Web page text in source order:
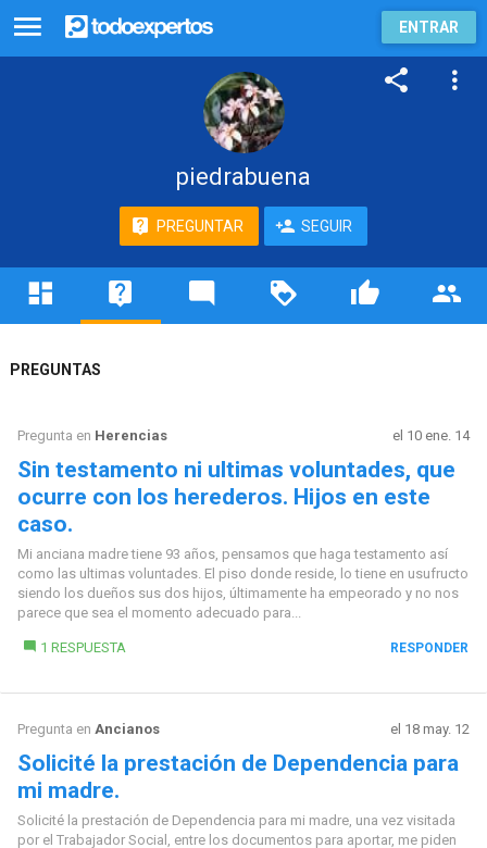
ENTRAR
piedrabuena
PREGUNTAR SEGUIR
PREGUNTAS
Pregunta en Herencias el 10 ene. 14
Sin testamento ni ultimas voluntades, que
ocurre con los herederos. Hijos en este
caso.
Mi anciana madre tiene 93 años, pensamos que haga testamento así
como las ultimas voluntades. El piso donde reside, lo tiene en usufructo
siendo los dueños sus dos hijos, últimamente ha empeorado y no nos
parece que sea el momento adecuado para...
1 RESPUESTA RESPONDER
Pregunta en Ancianos el 18 may. 12
Solicité la prestación de Dependencia para
mi madre.
Solicité la prestación de Dependencia para mi madre, una vez visitada
por el Trabajador Social, entre los documentos para aportar, me piden